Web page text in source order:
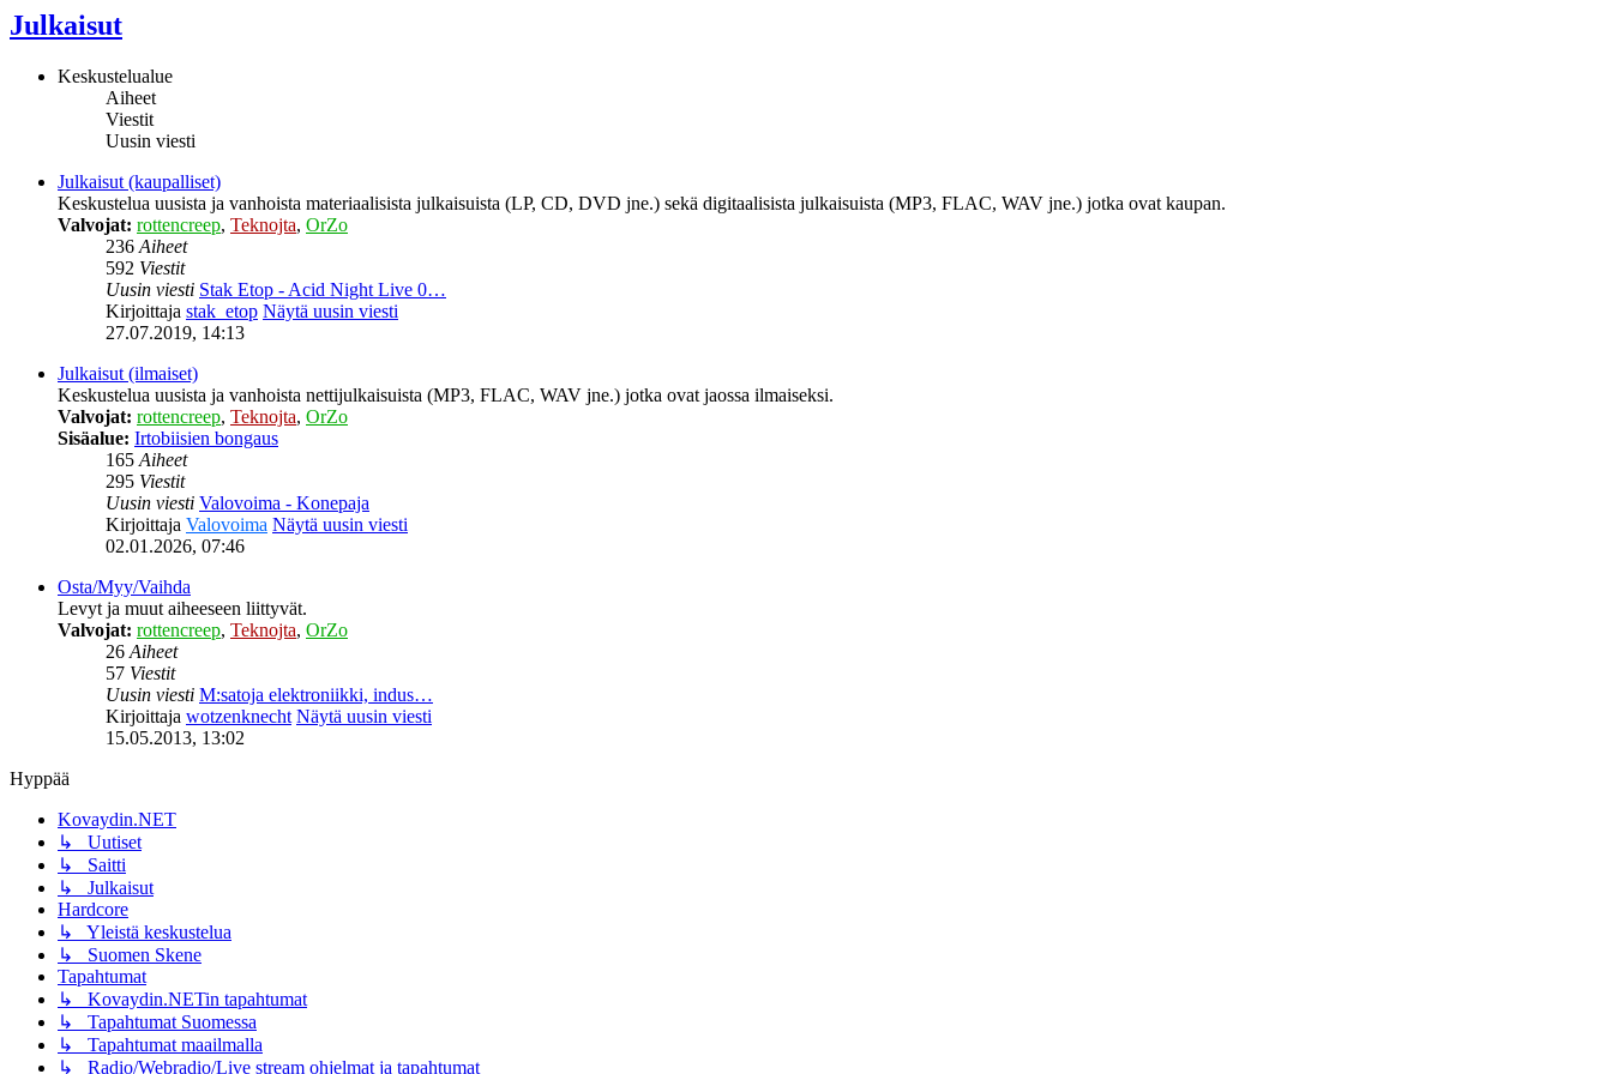
Julkaisut
Keskustelualue
Aiheet
Viestit
Uusin viesti
Julkaisut (kaupalliset)
Keskustelua uusista ja vanhoista materiaalisista julkaisuista (LP, CD, DVD jne.) sekä digitaalisista julkaisuista (MP3, FLAC, WAV jne.) jotka ovat kaupan.
Valvojat: rottencreep, Teknojta, OrZo
236 Aiheet
592 Viestit
Uusin viesti Stak Etop - Acid Night Live 0…
Kirjoittaja stak_etop Näytä uusin viesti
27.07.2019, 14:13
Julkaisut (ilmaiset)
Keskustelua uusista ja vanhoista nettijulkaisuista (MP3, FLAC, WAV jne.) jotka ovat jaossa ilmaiseksi.
Valvojat: rottencreep, Teknojta, OrZo
Sisäalue: Irtobiisien bongaus
165 Aiheet
295 Viestit
Uusin viesti Valovoima - Konepaja
Kirjoittaja Valovoima Näytä uusin viesti
02.01.2026, 07:46
Osta/Myy/Vaihda
Levyt ja muut aiheeseen liittyvät.
Valvojat: rottencreep, Teknojta, OrZo
26 Aiheet
57 Viestit
Uusin viesti M:satoja elektroniikki, indus…
Kirjoittaja wotzenknecht Näytä uusin viesti
15.05.2013, 13:02
Hyppää
Kovaydin.NET
↳ Uutiset
↳ Saitti
↳ Julkaisut
Hardcore
↳ Yleistä keskustelua
↳ Suomen Skene
Tapahtumat
↳ Kovaydin.NETin tapahtumat
↳ Tapahtumat Suomessa
↳ Tapahtumat maailmalla
↳ Radio/Webradio/Live stream ohjelmat ja tapahtumat